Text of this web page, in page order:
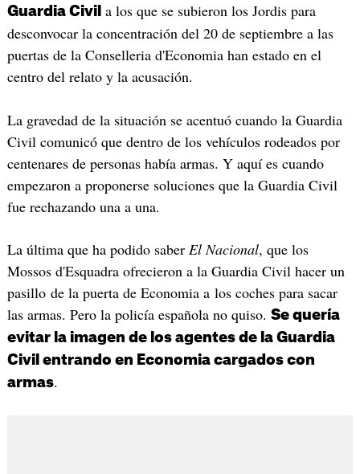
Guardia Civil a los que se subieron los Jordis para
desconvocar la concentración del 20 de septiembre a las
puertas de la Conselleria d'Economia han estado en el
centro del relato y la acusación.
La gravedad de la situación se acentuó cuando la Guardia
Civil comunicó que dentro de los vehículos rodeados por
centenares de personas había armas. Y aquí es cuando
empezaron a proponerse soluciones que la Guardia Civil
fue rechazando una a una.
La última que ha podido saber El Nacional, que los
Mossos d'Esquadra ofrecieron a la Guardia Civil hacer un
pasillo de la puerta de Economia a los coches para sacar
las armas. Pero la policía española no quiso. Se quería
evitar la imagen de los agentes de la Guardia
Civil entrando en Economia cargados con
armas.